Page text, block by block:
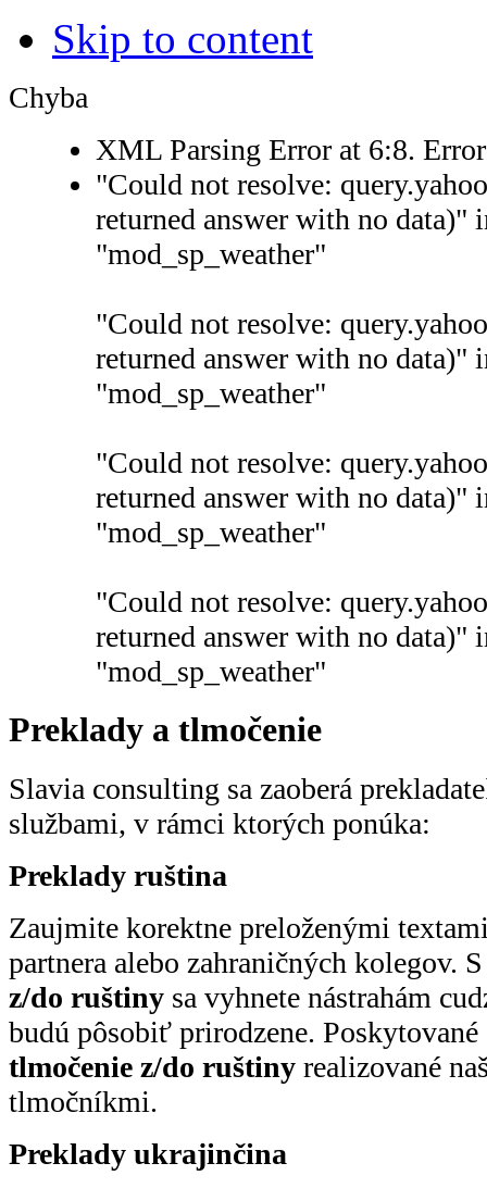
Skip to content
Chyba
XML Parsing Error at 6:8.
"Could not resolve:
returned answer with no data)"
"mod_sp_weather"
"Could not resolve:
returned answer with no data)"
"mod_sp_weather"
"Could not resolve:
returned answer with no data)"
"mod_sp_weather"
"Could not resolve:
returned answer with no data)"
"mod_sp_weather"
Preklady a tlmočenie
Slavia consulting sa zaoberá
službami, v rámci ktorých ponúka:
Preklady ruština
Zaujmite korektne preloženými
partnera alebo zahraničných kolegov.
z/do ruštiny sa vyhnete nástrahám
budú pôsobiť prirodzene.
tlmočenie z/do ruštiny realizované
tlmočníkmi.
Preklady ukrajinčina